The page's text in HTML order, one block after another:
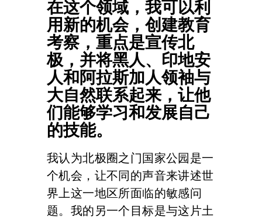
在这个领域，我可以利
用新的机会，创建教育
考察，重点是宣传北
极，并将黑人、印地安
人和阿拉斯加人领袖与
大自然联系起来，让他
们能够学习和发展自己
的技能。
我认为北极圈之门国家公园是一
个机会，让不同的声音来讲述世
界上这一地区所面临的敏感问
题。我的另一个目标是与这片土